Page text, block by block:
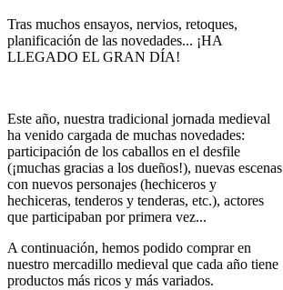
Tras muchos ensayos, nervios, retoques,
planificación de las novedades... ¡HA
LLEGADO EL GRAN DÍA!
Este año, nuestra tradicional jornada medieval
ha venido cargada de muchas novedades:
participación de los caballos en el desfile
(¡muchas gracias a los dueños!), nuevas escenas
con nuevos personajes (hechiceros y
hechiceras, tenderos y tenderas, etc.), actores
que participaban por primera vez...
A continuación, hemos podido comprar en
nuestro mercadillo medieval que cada año tiene
productos más ricos y más variados.